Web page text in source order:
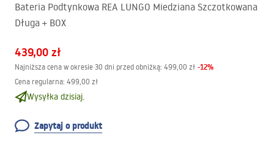
Bateria Podtynkowa REA LUNGO Miedziana Szczotkowana
Długa + BOX
439,00 zł
Najniższa cena w okresie 30 dni przed obniżką: 499,00 zł -12%
Cena regularna: 499,00 zł
Wysyłka dzisiaj.
Zapytaj o produkt